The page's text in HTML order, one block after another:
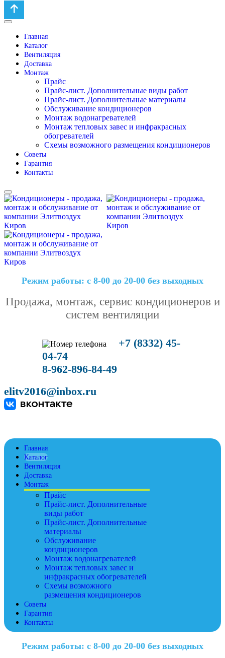
Главная
Каталог
Вентиляция
Доставка
Монтаж
Прайс
Прайс-лист. Дополнительные виды работ
Прайс-лист. Дополнительные материалы
Обслуживание кондиционеров
Монтаж водонагревателей
Монтаж тепловых завес и инфракрасных
обогревателей
Схемы возможного размещения кондиционеров
Советы
Гарантия
Контакты
Режим работы: с 8-00 до 20-00 без выходных
Продажа, монтаж, сервис кондиционеров и
систем вентиляции
+7 (8332) 45-
04-74
8-962-896-84-49
elitv2016@inbox.ru
Главная
Каталог
Вентиляция
Доставка
Монтаж
Прайс
Прайс-лист. Дополнительные
виды работ
Прайс-лист. Дополнительные
материалы
Обслуживание
кондиционеров
Монтаж водонагревателей
Монтаж тепловых завес и
инфракрасных обогревателей
Схемы возможного
размещения кондиционеров
Советы
Гарантия
Контакты
Режим работы: с 8-00 до 20-00 без выходных